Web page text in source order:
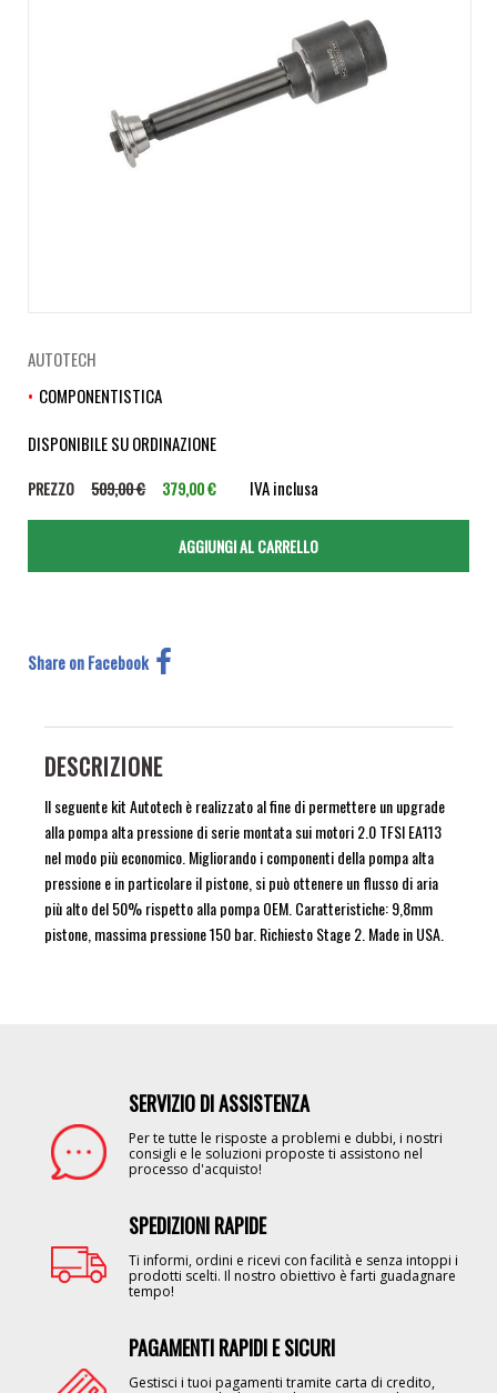
AUTOTECH
COMPONENTISTICA
DISPONIBILE SU ORDINAZIONE
PREZZO 509,00 € 379,00 € IVA inclusa
Share on Facebook
DESCRIZIONE
Il seguente kit Autotech è realizzato al fine di permettere un upgrade
alla pompa alta pressione di serie montata sui motori 2.0 TFSI EA113
nel modo più economico. Migliorando i componenti della pompa alta
pressione e in particolare il pistone, si può ottenere un flusso di aria
più alto del 50% rispetto alla pompa OEM. Caratteristiche: 9,8mm
pistone, massima pressione 150 bar. Richiesto Stage 2. Made in USA.
SERVIZIO DI ASSISTENZA
Per te tutte le risposte a problemi e dubbi, i nostri
consigli e le soluzioni proposte ti assistono nel
processo d'acquisto!
SPEDIZIONI RAPIDE
Ti informi, ordini e ricevi con facilità e senza intoppi i
prodotti scelti. Il nostro obiettivo è farti guadagnare
tempo!
PAGAMENTI RAPIDI E SICURI
Gestisci i tuoi pagamenti tramite carta di credito,